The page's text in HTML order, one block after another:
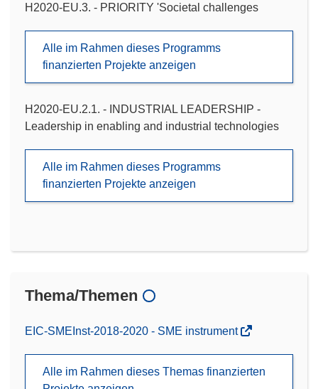
H2020-EU.3. - PRIORITY 'Societal challenges
Alle im Rahmen dieses Programms
finanzierten Projekte anzeigen
H2020-EU.2.1. - INDUSTRIAL LEADERSHIP -
Leadership in enabling and industrial technologies
Alle im Rahmen dieses Programms
finanzierten Projekte anzeigen
Thema/Themen
EIC-SMEInst-2018-2020 - SME instrument
Alle im Rahmen dieses Themas finanzierten